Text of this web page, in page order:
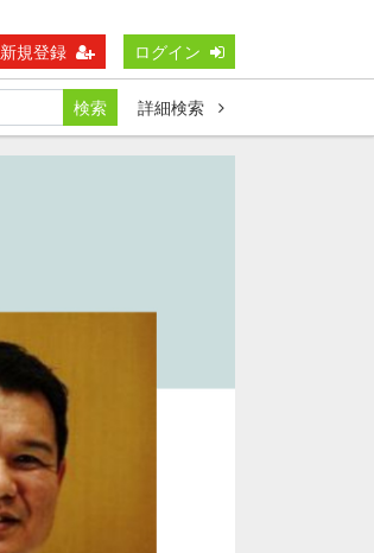
新規登録 ログイン
検索
詳細検索